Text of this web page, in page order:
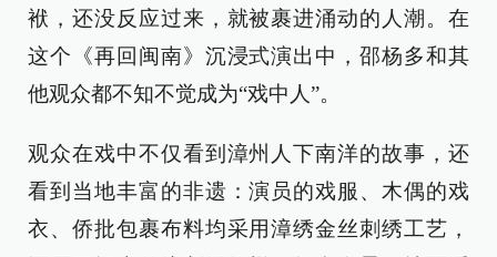
袱，还没反应过来，就被裹进涌动的人潮。在
这个《再回闽南》沉浸式演出中，邵杨多和其
他观众都不知不觉成为“戏中人”。
观众在戏中不仅看到漳州人下南洋的故事，还
看到当地丰富的非遗：演员的戏服、木偶的戏
衣、侨批包裹布料均采用漳绣金丝刺绣工艺，